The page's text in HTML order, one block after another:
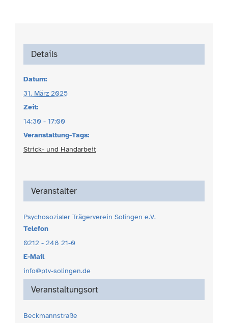
Details
Datum:
31. März 2025
Zeit:
14:30 - 17:00
Veranstaltung-Tags:
Strick- und Handarbeit
Veranstaltungsort
Beckmannstraße
Veranstalter
Psychosozialer Trägerverein Solingen e.V.
Telefon
0212 - 248 21-0
E-Mail
info@ptv-solingen.de